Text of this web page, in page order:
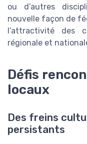
ou d’autres
nouvelle façon de
l’attractivité des
régionale et
Défis
locaux
Des freins
persistants